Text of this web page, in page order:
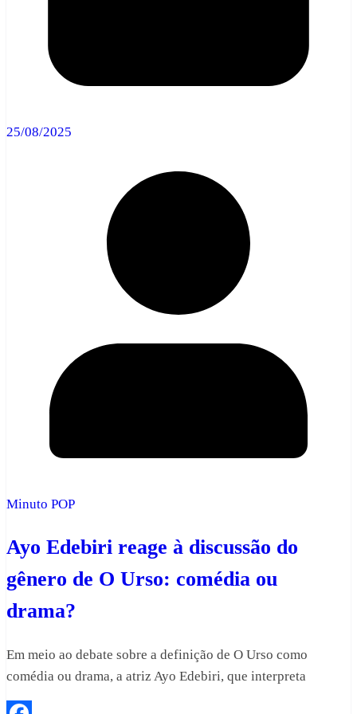
25/08/2025
Minuto POP
Ayo Edebiri reage à discussão do
gênero de O Urso: comédia ou
drama?
Em meio ao debate sobre a definição de O Urso como
comédia ou drama, a atriz Ayo Edebiri, que interpreta